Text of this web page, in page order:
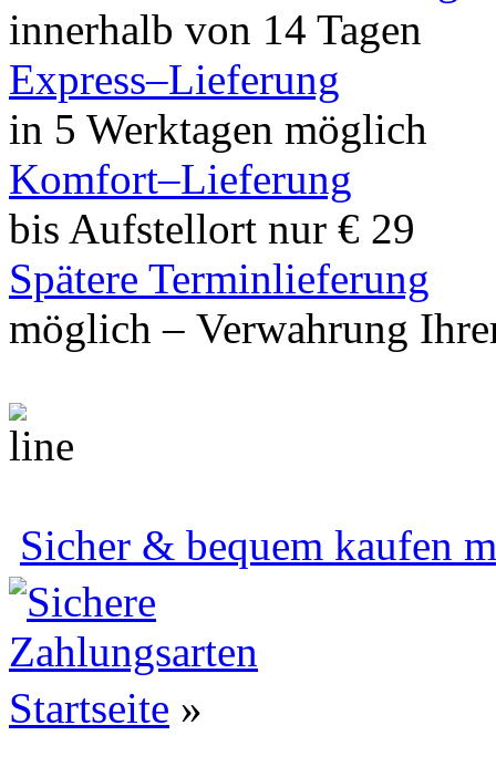
innerhalb von 14 Tagen
Express–Lieferung
in 5 Werktagen möglich
Komfort–Lieferung
bis Aufstellort nur € 29
Spätere Terminlieferung
möglich – Verwahrung
Sicher & bequem kaufen
Startseite »